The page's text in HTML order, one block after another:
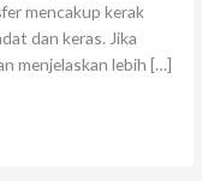
mencakup kerak
dan keras. Jika
menjelaskan lebih […]